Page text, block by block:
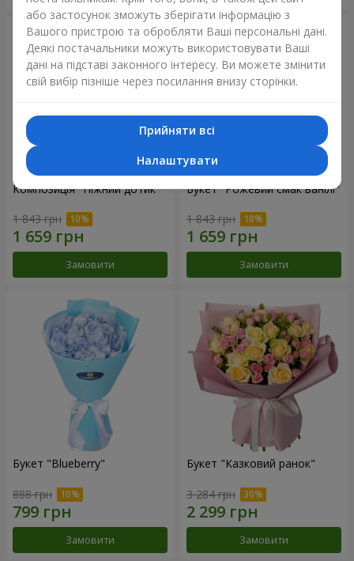
Композиція "Ніжний дотик"
1 843 грн
Замовити
Букет "Рожевий смак ванілі"
1 843 грн
Замовити
Букет "Blueberry"
888 грн
Замовити
Букет "Казковий ранок"
3 284 грн
Замовити
або застосунок зможуть зберігати інформацію з
Вашого пристрою та обробляти Ваші персональні дані.
Деякі постачальники можуть використовувати Ваші
дані на підставі законного інтересу. Ви можете змінити
свій вибір пізніше через посилання внизу сторінки.
Прийняти всі
Налаштувати